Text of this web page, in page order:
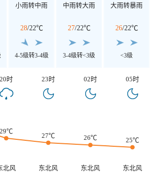
小雨转中雨
28/22℃
4-5级转3-4级
中雨转大雨
27/22℃
3-4级转<3级
大雨转暴雨
26/22℃
<3级
20时 23时 02时 05时
29℃
27℃ 26℃ 25℃
北风 东北风 东北风
东北风